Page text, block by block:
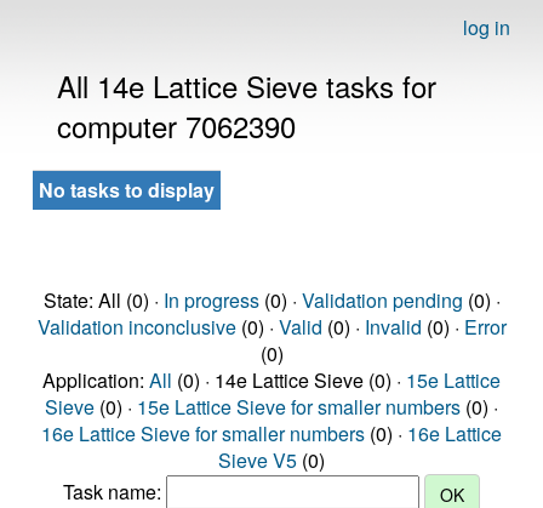
log in
All 14e Lattice Sieve tasks for
computer 7062390
No tasks to display
State: All (0) · In progress(0) · Validation pending (0) ·
Validation inconclusive(0) · Valid (0) · Invalid (0) · Error
(0)
Application: All (0) · 14e Lattice Sieve (0) · 15e Lattice
Sieve (0) · 15e Lattice Sieve for smaller numbers (0) ·
16e Lattice Sieve for smaller numbers (0) · 16e Lattice
Sieve V5 (0)
Task name: